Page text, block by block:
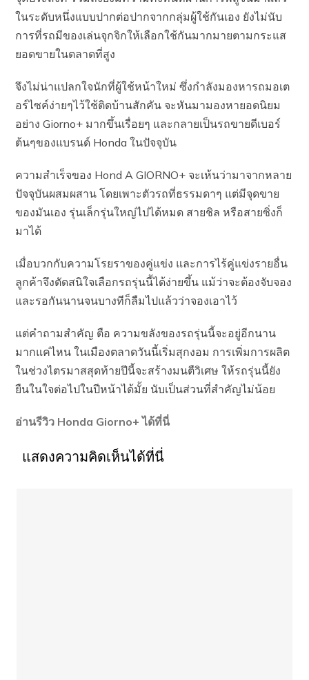
ในระดับหนึ่งแบบปากต่อปากจากกลุ่มผู้ใช้กันเอง ยังไม่นับ
การที่รถมีของเล่นจุกจิกให้เลือกใช้กันมากมายตามกระแส
ยอดขายในตลาดที่สูง
จึงไม่น่าแปลกใจนักที่ผู้ใช้หน้าใหม่ ซึ่งกำลังมองหารถมอเต
อร์ไซค์ง่ายๆไว้ใช้ติดบ้านสักคัน จะหันมามองหายอดนิยม
อย่าง Giorno+ มากขึ้นเรื่อยๆ และกลายเป็นรถขายดีเบอร์
ต้นๆของแบรนด์ Honda ในปัจจุบัน
ความสำเร็จของ Hond A GIORNO+ จะเห้นว่ามาจากหลาย
ปัจจุบันผสมผสาน โดยเพาะตัวรถที่ธรรมดาๆ แต่มีจุดขาย
ของมันเอง รุ่นเล็กรุ่นใหญ่ไปได้หมด สายชิล หรือสายซิ่งก็
มาได้
เมื่อบวกกับความโรยราของคู่แข่ง และการไร้คู่แข่งรายอื่น
ลูกค้าจึงตัดสนิใจเลือกรถรุ่นนี้ได้ง่ายขึ้น แม้ว่าจะต้องจับจอง
และรอกันนานจนบางทีก็ลืมไปแล้วว่าจองเอาไว้
แต่คำถามสำคัญ ตือ ความขลังของรถรุ่นนี้จะอยู่อีกนาน
มากแค่ไหน ในเมืองตลาดวันนี้เริ่มสุกงอม การเพิ่มการผลิต
ในช่วงไตรมาสสุดท้ายปีนี้จะสร้างมนตืวิเศษ ให้รถรุ่นนี้ยัง
ยืนในใจต่อไปในปีหน้าได้มั้ย นับเป็นส่วนที่สำคัญไม่น้อย
อ่านรีวิว Honda Giorno+ ได้ที่นี่
แสดงความคิดเห็นได้ที่นี่